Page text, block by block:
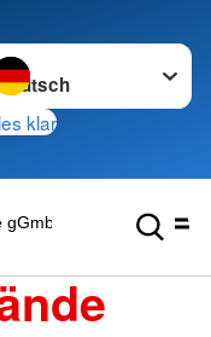
wechseln zu
klar